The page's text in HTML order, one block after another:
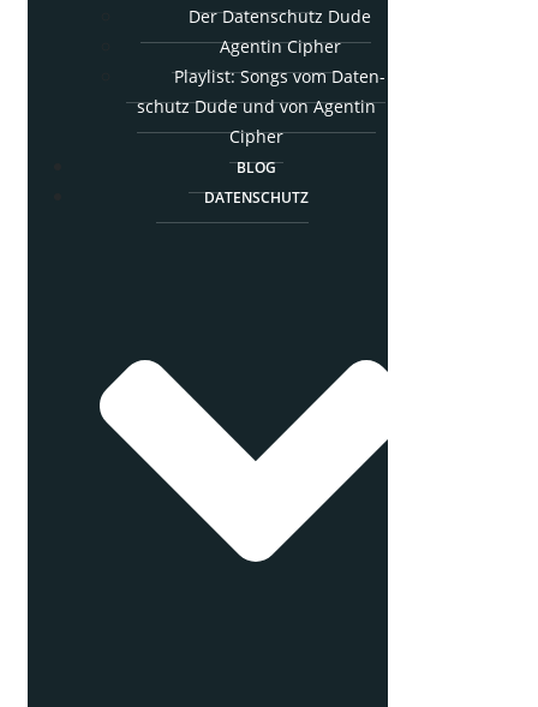
Der Daten­schutz Dude
Agen­tin Cipher
Play­list: Songs vom Daten­
schutz Dude und von Agen­tin
Cipher
BLOG
DATEN­SCHUTZ